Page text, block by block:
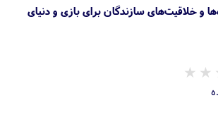
و خلاقیت‌های سازندگان برای بازی و دنیای